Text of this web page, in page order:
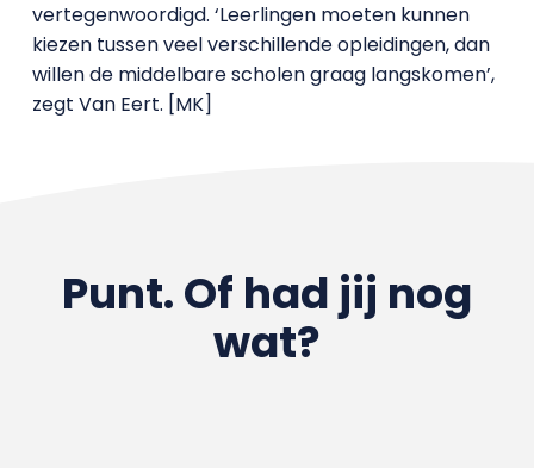
vertegenwoordigd. ‘Leerlingen moeten kunnen
kiezen tussen veel verschillende opleidingen, dan
willen de middelbare scholen graag langskomen’,
zegt Van Eert. [MK]
Punt. Of had jij nog
wat?